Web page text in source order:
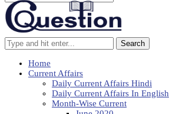
Search
Home
Current Affairs
Daily Current Affairs Hindi
Daily Current Affairs In English
Month-Wise Current